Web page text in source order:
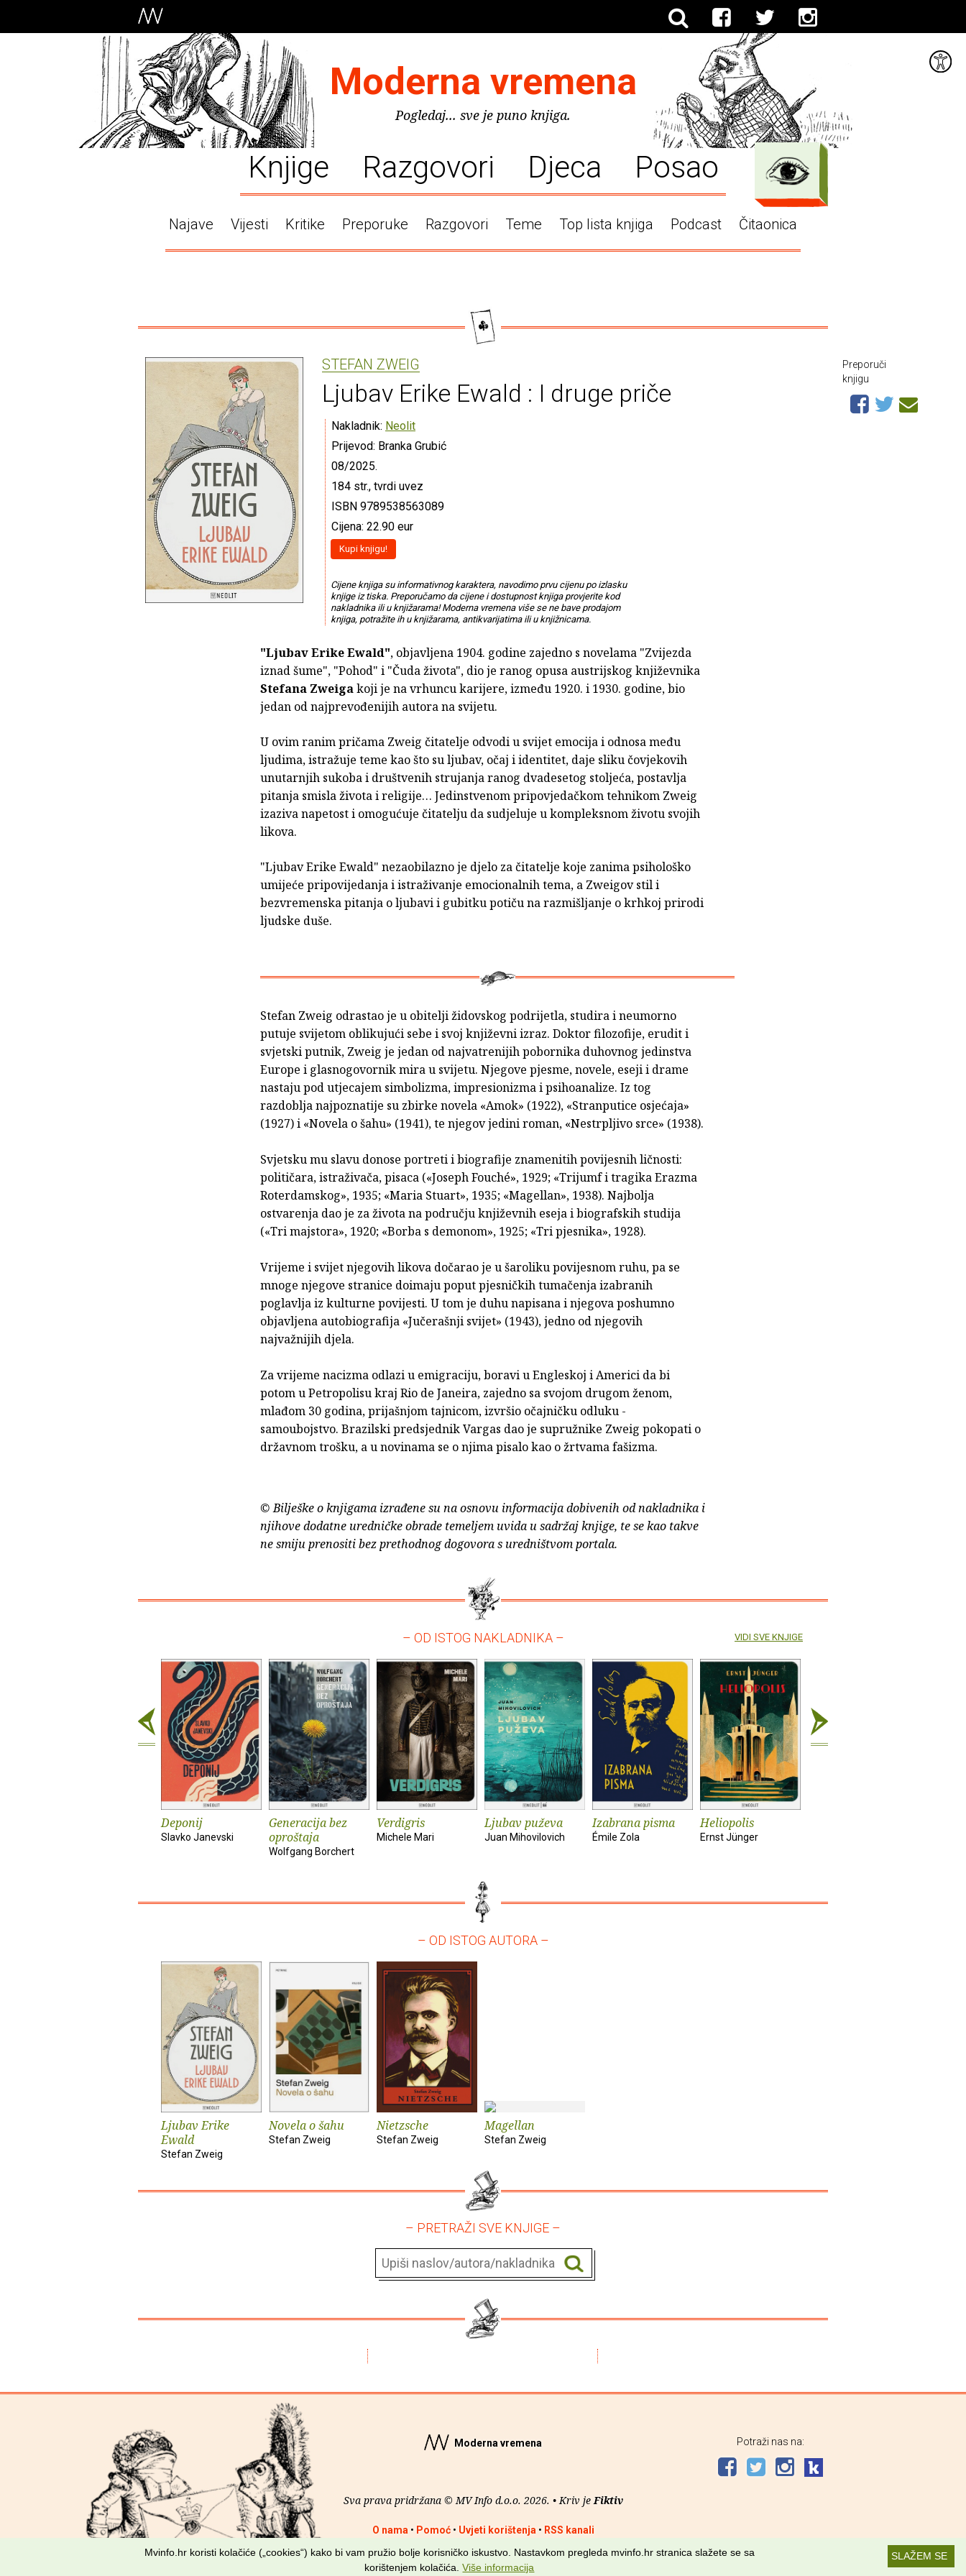
Moderna vremena
Pogledaj... sve je puno knjiga.
Knjige Razgovori Djeca Posao
Najave Vijesti Kritike Preporuke Razgovori Teme Top lista knjiga Podcast Čitaonica
STEFAN ZWEIG
Ljubav Erike Ewald : I druge priče
Nakladnik: Neolit
Prijevod: Branka Grubić
08/2025.
184 str., tvrdi uvez
ISBN 9789538563089
Cijena: 22.90 eur
Kupi knjigu!
Cijene knjiga su informativnog karaktera, navodimo prvu cijenu po izlasku
knjige iz tiska. Preporučamo da cijene i dostupnost knjiga provjerite kod
nakladnika ili u knjižarama! Moderna vremena više se ne bave prodajom
knjiga, potražite ih u knjižarama, antikvarijatima ili u knjižnicama.
"Ljubav Erike Ewald", objavljena 1904. godine zajedno s novelama "Zvijezda
iznad šume", "Pohod" i "Čuda života", dio je ranog opusa austrijskog književnika
Stefana Zweigakoji je na vrhuncu karijere, između 1920. i 1930. godine, bio
jedan od najprevođenijih autora na svijetu.
U ovim ranim pričama Zweig čitatelje odvodi u svijet emocija i odnosa među
ljudima, istražuje teme kao što su ljubav, očaj i identitet, daje sliku čovjekovih
unutarnjih sukoba i društvenih strujanja ranog dvadesetog stoljeća, postavlja
pitanja smisla života i religije… Jedinstvenom pripovjedačkom tehnikom Zweig
izaziva napetost i omogućuje čitatelju da sudjeluje u kompleksnom životu svojih
likova.
"Ljubav Erike Ewald" nezaobilazno je djelo za čitatelje koje zanima psihološko
umijeće pripovijedanja i istraživanje emocionalnih tema, a Zweigov stil i
bezvremenska pitanja o ljubavi i gubitku potiču na razmišljanje o krhkoj prirodi
ljudske duše.
Stefan Zweig odrastao je u obitelji židovskog podrijetla, studira i neumorno
putuje svijetom oblikujući sebe i svoj književni izraz. Doktor filozofije, erudit i
svjetski putnik, Zweig je jedan od najvatrenijih pobornika duhovnog jedinstva
Europe i glasnogovornik mira u svijetu. Njegove pjesme, novele, eseji i drame
nastaju pod utjecajem simbolizma, impresionizma i psihoanalize. Iz tog
razdoblja najpoznatije su zbirke novela «Amok» (1922), «Stranputice osjećaja»
(1927) i «Novela o šahu» (1941), te njegov jedini roman, «Nestrpljivo srce» (1938).
Svjetsku mu slavu donose portreti i biografije znamenitih povijesnih ličnosti:
političara, istraživača, pisaca («Joseph Fouché», 1929; «Trijumf i tragika Erazma
Roterdamskog», 1935; «Maria Stuart», 1935; «Magellan», 1938). Najbolja
ostvarenja dao je za života na području književnih eseja i biografskih studija
(«Tri majstora», 1920; «Borba s demonom», 1925; «Tri pjesnika», 1928).
Vrijeme i svijet njegovih likova dočarao je u šaroliku povijesnom ruhu, pa se
mnoge njegove stranice doimaju poput pjesničkih tumačenja izabranih
poglavlja iz kulturne povijesti. U tom je duhu napisana i njegova poshumno
objavljena autobiografija «Jučerašnji svijet» (1943), jedno od njegovih
najvažnijih djela.
Za vrijeme nacizma odlazi u emigraciju, boravi u Engleskoj i Americi da bi
potom u Petropolisu kraj Rio de Janeira, zajedno sa svojom drugom ženom,
mlađom 30 godina, prijašnjom tajnicom, izvršio očajničku odluku -
samoubojstvo. Brazilski predsjednik Vargas dao je supružnike Zweig pokopati o
državnom trošku, a u novinama se o njima pisalo kao o žrtvama fašizma.
© Bilješke o knjigama izrađene su na osnovu informacija dobivenih od nakladnika i
njihove dodatne uredničke obrade temeljem uvida u sadržaj knjige, te se kao takve
ne smiju prenositi bez prethodnog dogovora s uredništvom portala.
Preporuči
knjigu
– OD ISTOG NAKLADNIKA –
Deponij
Slavko Janevski
Generacija bez
oproštaja
Wolfgang Borchert
Verdigris
Michele Mari
Ljubav puževa
Juan Mihovilovich
Izabrana pisma
Émile Zola
Heliopolis
Ernst Jünger
VIDI SVE KNJIGE
– OD ISTOG AUTORA –
Ljubav Erike
Ewald
Stefan Zweig
Novela o šahu
Stefan Zweig
Nietzsche
Stefan Zweig
Magellan
Stefan Zweig
– PRETRAŽI SVE KNJIGE –
Moderna vremena
Sva prava pridržana © MV Info d.o.o. 2026. • Kriv jeFiktiv
O nama• Pomoć• Uvjeti korištenja• RSS kanali
Potraži nas na:
SLAŽEM SE
Mvinfo.hr koristi kolačiće („cookies“) kako bi vam pružio bolje korisničko iskustvo. Nastavkom pregleda mvinfo.hr stranica slažete se sa
korištenjem kolačića.Više informacija